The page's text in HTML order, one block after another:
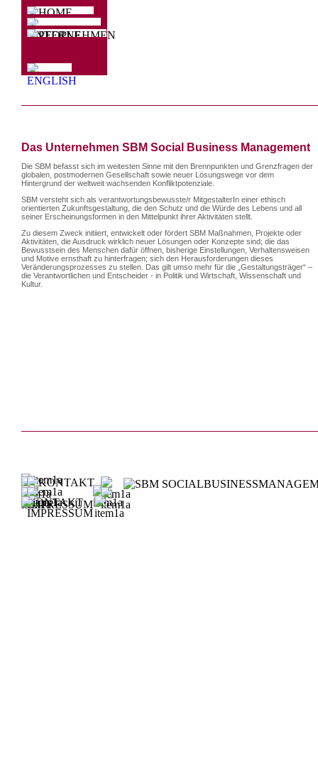
Die SBM befasst sich im weitesten Sinne mit den Brennpunkten und Grenzfragen der
globalen, postmodernen Gesellschaft sowie neuer Lösungswege vor dem
Hintergrund der weltweit wachsenden Konfliktpotenziale.
SBM versteht sich als verantwortungsbewusste/r MitgestalterIn einer ethisch
orientierten Zukunftsgestaltung, die den Schutz und die Würde des Lebens und all
seiner Erscheinungsformen in den Mittelpunkt ihrer Aktivitäten stellt.
Zu diesem Zweck initiiert, entwickelt oder fördert SBM Maßnahmen, Projekte oder
Aktivitäten, die Ausdruck wirklich neuer Lösungen oder Konzepte sind; die das
Bewusstsein des Menschen dafür öffnen, bisherige Einstellungen, Verhaltensweisen
und Motive ernsthaft zu hinterfragen; sich den Herausforderungen dieses
Veränderungsprozesses zu stellen. Das gilt umso mehr für die „Gestaltungsträger“ –
die Verantwortlichen und Entscheider - in Politik und Wirtschaft, Wissenschaft und
Kultur.
Das Unternehmen SBM Social Business Management